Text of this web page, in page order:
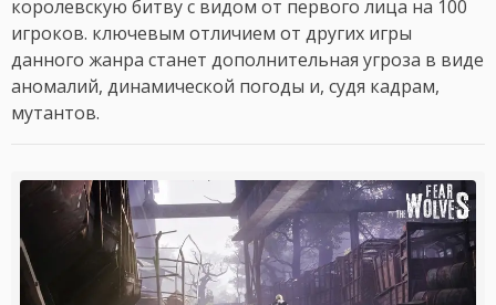
королевскую битву с видом от первого лица на 100
игроков. ключевым отличием от других игры
данного жанра станет дополнительная угроза в виде
аномалий, динамической погоды и, судя кадрам,
мутантов.